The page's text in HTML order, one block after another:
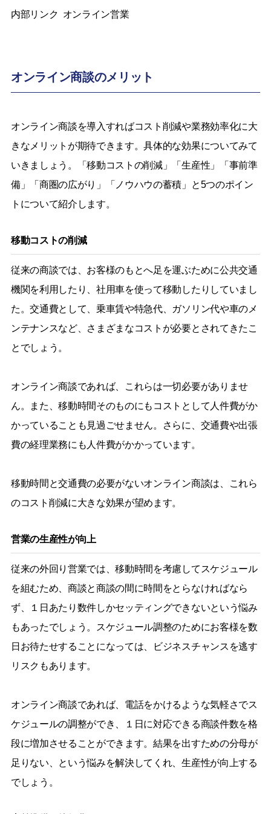
内部リンク オンライン営業
オンライン商談のメリット
オンライン商談を導入すればコスト削減や業務効率化に大
きなメリットが期待できます。具体的な効果についてみて
いきましょう。「移動コストの削減」「生産性」「事前準
備」「商圏の広がり」「ノウハウの蓄積」と5つのポイン
トについて紹介します。
移動コストの削減
従来の商談では、お客様のもとへ足を運ぶために公共交通
機関を利用したり、社用車を使って移動したりしていまし
た。交通費として、乗車賃や特急代、ガソリン代や車のメ
ンテナンスなど、さまざまなコストが必要とされてきたこ
とでしょう。
オンライン商談であれば、これらは一切必要がありませ
ん。また、移動時間そのものにもコストとして人件費がか
かっていることも見過ごせません。さらに、交通費や出張
費の経理業務にも人件費がかかっています。
移動時間と交通費の必要がないオンライン商談は、これら
のコスト削減に大きな効果が望めます。
営業の生産性が向上
従来の外回り営業では、移動時間を考慮してスケジュール
を組むため、商談と商談の間に時間をとらなければなら
ず、１日あたり数件しかセッティングできないという悩み
もあったでしょう。スケジュール調整のためにお客様を数
日お待たせすることになっては、ビジネスチャンスを逃す
リスクもあります。
オンライン商談であれば、電話をかけるような気軽さでス
ケジュールの調整ができ、１日に対応できる商談件数を格
段に増加させることができます。結果を出すための分母が
足りない、という悩みを解決してくれ、生産性が向上する
でしょう。